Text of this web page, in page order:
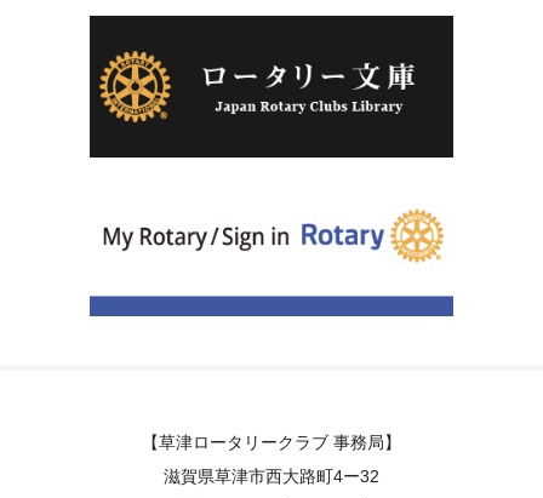
【草津ロータリークラブ 事務局】
滋賀県草津市西大路町4ー32